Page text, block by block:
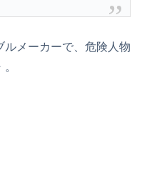
メーカーで、危険人物